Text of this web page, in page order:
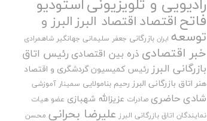
فاتحاقتصاداقتصاد البرزالبرز و
توسعه ایران بازرگانی جعفر سلیمانی جهانگیر شاهمرادی
خبر اقتصادی ذره بین اقتصادی رئیس اتاق
بازرگانی البرز رئیس کمیسیون گردشگری و اقتصاد
هنر اتاق بازرگانی البرز رحیم بنامولایی سمینار آموزشی
شادی حاضری صادرات عزیزالله شهبازی عضو هیات
نمایندگان اتاق بازرگانی البرز علیرضا بحرانی محسن